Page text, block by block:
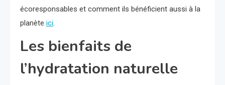
écoresponsables et comment ils bénéficient aussi à la
planète ici.
Les bienfaits de
l’hydratation naturelle